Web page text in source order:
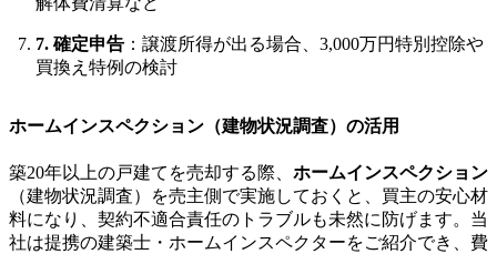
7. 確定申告 ：譲渡所得が出る場合、3,000万円特別控除や
買換え特例の検討
ホームインスペクション（建物状況調査）の活用
築20年以上の戸建てを売却する際、 ホームインスペクション
（建物状況調査）を売主側で実施しておくと、買主の安心材
料になり、契約不適合責任のトラブルも未然に防げます。当
社は提携の建築士・ホームインスペクターをご紹介でき、費